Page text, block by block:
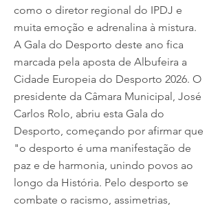
como o diretor regional do IPDJ e
muita emoção e adrenalina à mistura.
A Gala do Desporto deste ano fica
marcada pela aposta de Albufeira a
Cidade Europeia do Desporto 2026. O
presidente da Câmara Municipal, José
Carlos Rolo, abriu esta Gala do
Desporto, começando por afirmar que
"o desporto é uma manifestação de
paz e de harmonia, unindo povos ao
longo da História. Pelo desporto se
combate o racismo, assimetrias,